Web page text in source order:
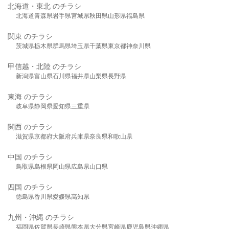
北海道・東北 のチラシ
北海道青森県岩手県宮城県秋田県山形県福島県
関東 のチラシ
茨城県栃木県群馬県埼玉県千葉県東京都神奈川県
甲信越・北陸 のチラシ
新潟県富山県石川県福井県山梨県長野県
東海 のチラシ
岐阜県静岡県愛知県三重県
関西 のチラシ
滋賀県京都府大阪府兵庫県奈良県和歌山県
中国 のチラシ
鳥取県島根県岡山県広島県山口県
四国 のチラシ
徳島県香川県愛媛県高知県
九州・沖縄 のチラシ
福岡県佐賀県長崎県熊本県大分県宮崎県鹿児島県沖縄県